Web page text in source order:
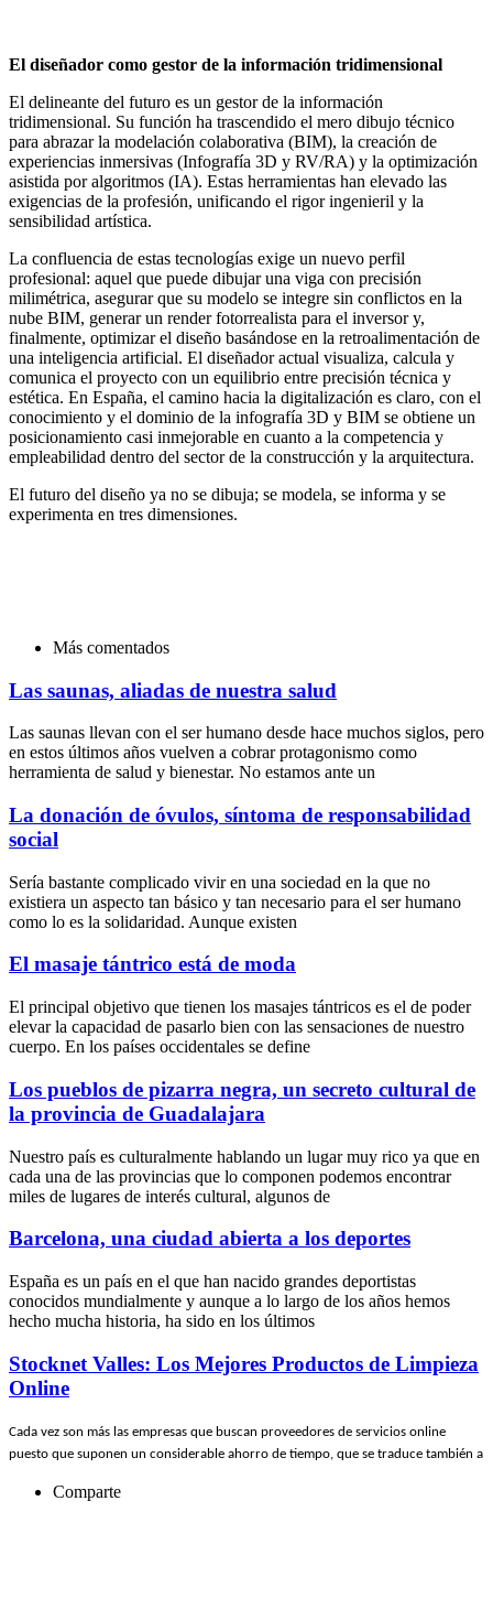
El diseñador como gestor de la información tridimensional
El delineante del futuro es un gestor de la información
tridimensional. Su función ha trascendido el mero dibujo técnico
para abrazar la modelación colaborativa (BIM), la creación de
experiencias inmersivas (Infografía 3D y RV/RA) y la optimización
asistida por algoritmos (IA). Estas herramientas han elevado las
exigencias de la profesión, unificando el rigor ingenieril y la
sensibilidad artística.
La confluencia de estas tecnologías exige un nuevo perfil
profesional: aquel que puede dibujar una viga con precisión
milimétrica, asegurar que su modelo se integre sin conflictos en la
nube BIM, generar un render fotorrealista para el inversor y,
finalmente, optimizar el diseño basándose en la retroalimentación de
una inteligencia artificial. El diseñador actual visualiza, calcula y
comunica el proyecto con un equilibrio entre precisión técnica y
estética. En España, el camino hacia la digitalización es claro, con el
conocimiento y el dominio de la infografía 3D y BIM se obtiene un
posicionamiento casi inmejorable en cuanto a la competencia y
empleabilidad dentro del sector de la construcción y la arquitectura.
El futuro del diseño ya no se dibuja; se modela, se informa y se
experimenta en tres dimensiones.
Más comentados
Las saunas, aliadas de nuestra salud
Las saunas llevan con el ser humano desde hace muchos siglos, pero
en estos últimos años vuelven a cobrar protagonismo como
herramienta de salud y bienestar. No estamos ante un
La donación de óvulos, síntoma de responsabilidad
social
Sería bastante complicado vivir en una sociedad en la que no
existiera un aspecto tan básico y tan necesario para el ser humano
como lo es la solidaridad. Aunque existen
El masaje tántrico está de moda
El principal objetivo que tienen los masajes tántricos es el de poder
elevar la capacidad de pasarlo bien con las sensaciones de nuestro
cuerpo. En los países occidentales se define
Los pueblos de pizarra negra, un secreto cultural de
la provincia de Guadalajara
Nuestro país es culturalmente hablando un lugar muy rico ya que en
cada una de las provincias que lo componen podemos encontrar
miles de lugares de interés cultural, algunos de
Barcelona, una ciudad abierta a los deportes
España es un país en el que han nacido grandes deportistas
conocidos mundialmente y aunque a lo largo de los años hemos
hecho mucha historia, ha sido en los últimos
Stocknet Valles: Los Mejores Productos de Limpieza
Online
Cada vez son más las empresas que buscan proveedores de servicios online
puesto que suponen un considerable ahorro de tiempo, que se traduce también a
Comparte